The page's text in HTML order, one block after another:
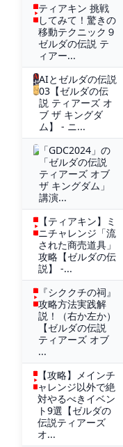
ティアキン 挑戦
してみて！驚きの
移動テクニック９
ゼルダの伝説 テ
ィアー...
AIとゼルダの伝説
03【ゼルダの伝
説 ティアーズ オ
ブ ザ キングダ
ム】 - ニ...
「GDC2024」の
「ゼルダの伝説
ティアーズ オブ
ザ キングダム」
講演...
【ティアキン】ミ
ニチャレンジ「流
された商売道具」
攻略【ゼルダの伝
説】 -...
『シククチの祠』
攻略方法実践解
説！（右か左か）
【ゼルダの伝説
ティアーズ オブ
...
【攻略】メインチ
ャレンジ以外で絶
対やるべきイベン
ト9選【ゼルダの
伝説ティアーズ
オ...